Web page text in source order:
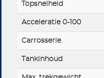
Topsnelheid
Acceleratie 0-100
Carrosserie
Tankinhoud